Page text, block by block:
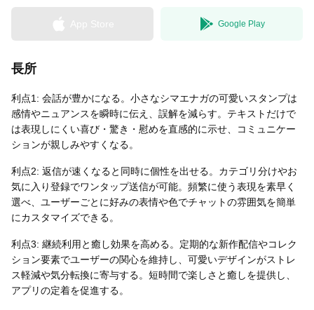
Google Play
長所
利点1: 会話が豊かになる。小さなシマエナガの可愛いスタンプは
感情やニュアンスを瞬時に伝え、誤解を減らす。テキストだけで
は表現しにくい喜び・驚き・慰めを直感的に示せ、コミュニケー
ションが親しみやすくなる。
利点2: 返信が速くなると同時に個性を出せる。カテゴリ分けやお
気に入り登録でワンタップ送信が可能。頻繁に使う表現を素早く
選べ、ユーザーごとに好みの表情や色でチャットの雰囲気を簡単
にカスタマイズできる。
利点3: 継続利用と癒し効果を高める。定期的な新作配信やコレク
ション要素でユーザーの関心を維持し、可愛いデザインがストレ
ス軽減や気分転換に寄与する。短時間で楽しさと癒しを提供し、
アプリの定着を促進する。